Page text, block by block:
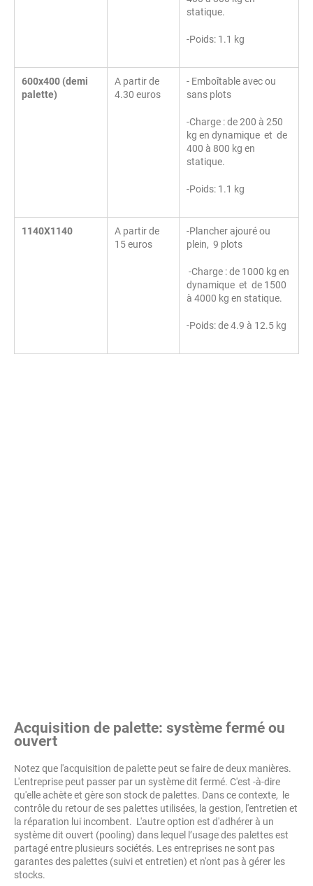
statique.
-Poids: 1.1 kg
600x400 (demi
palette)
A partir de
4.30 euros
- Emboîtable avec ou
sans plots
-Charge : de 200 à 250
kg en dynamique et de
400 à 800 kg en
statique.
-Poids: 1.1 kg
1140X1140
A partir de
15 euros
-Plancher ajouré ou
plein, 9 plots
-Charge : de 1000 kg en
dynamique et de 1500
à 4000 kg en statique.
-Poids: de 4.9 à 12.5 kg
Acquisition de palette: système fermé ou
ouvert
Notez que l'acquisition de palette peut se faire de deux manières.
L'entreprise peut passer par un système dit fermé. C'est -à-dire
qu'elle achète et gère son stock de palettes. Dans ce contexte, le
contrôle du retour de ses palettes utilisées, la gestion, l'entretien et
la réparation lui incombent. L'autre option est d'adhérer à un
système dit ouvert (pooling) dans lequel l’usage des palettes est
partagé entre plusieurs sociétés. Les entreprises ne sont pas
garantes des palettes (suivi et entretien) et n'ont pas à gérer les
stocks.